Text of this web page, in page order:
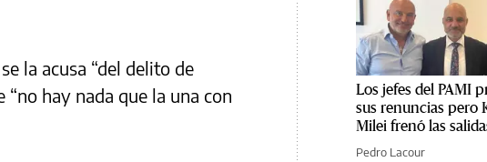
la acusa “del delito de
hay nada que la una con
Los jefes del PAMI
sus renuncias pero
Milei frenó las
Pedro Lacour